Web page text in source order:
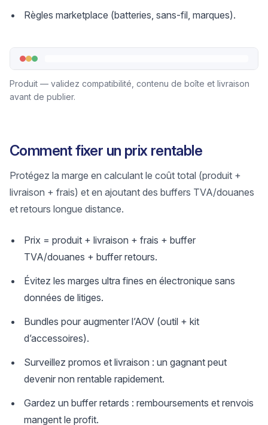
Règles marketplace (batteries, sans-fil, marques).
Produit — validez compatibilité, contenu de boîte et livraison
avant de publier.
Comment fixer un prix rentable
Protégez la marge en calculant le coût total (produit +
livraison + frais) et en ajoutant des buffers TVA/douanes
et retours longue distance.
Prix = produit + livraison + frais + buffer
TVA/douanes + buffer retours.
Évitez les marges ultra fines en électronique sans
données de litiges.
Bundles pour augmenter l’AOV (outil + kit
d’accessoires).
Surveillez promos et livraison : un gagnant peut
devenir non rentable rapidement.
Gardez un buffer retards : remboursements et renvois
mangent le profit.